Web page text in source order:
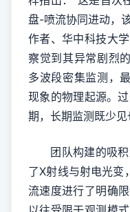
盘-喷流协同进动，
作者、华中科技大
察觉到其异常剧烈
多波段密集监测，
现象的物理起源。
期，长期监测既少见
团队构建的吸积
了X射线与射电光变
流速度进行了明确